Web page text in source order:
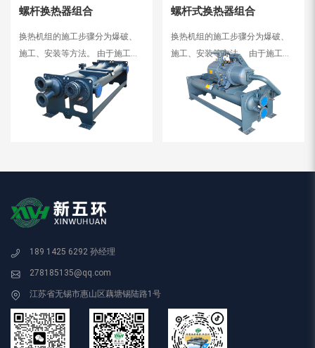
噪音低、结构合理、操作方便、
字楼、展览馆、...
果在拆装过程中螺纹被卡住，就
搬运，避...
螺杆换热器组合
换热机组的施工步骤分为爆破、
施工、安装等方法。 由于施工过
程和技术难度相结合，施工前应
严格制定施工方案。合理、踏
实、细心，会与技术人员一起学
习，确保项目的成功。换热机组
果在拆装过程中螺纹被卡住，就
装时应仔细考虑换热机组。 合理
搬运，避...
螺杆式换热器组合
换热机组的施工步骤分为爆破、
施工、安装等方法。 由于施工过
程和技术难度相结合，施工前应
严格制定施工方案。合理、踏
实、细心，会与技术人员一起学
习，确保项目的成功。换热机组
结构复杂，零件多，对设备的爆
果在拆装过程中螺纹被卡住，就
189 1425 6292 孙经理
278185135@qq.com
江苏省无锡市惠山区藕塘锡陆路1号